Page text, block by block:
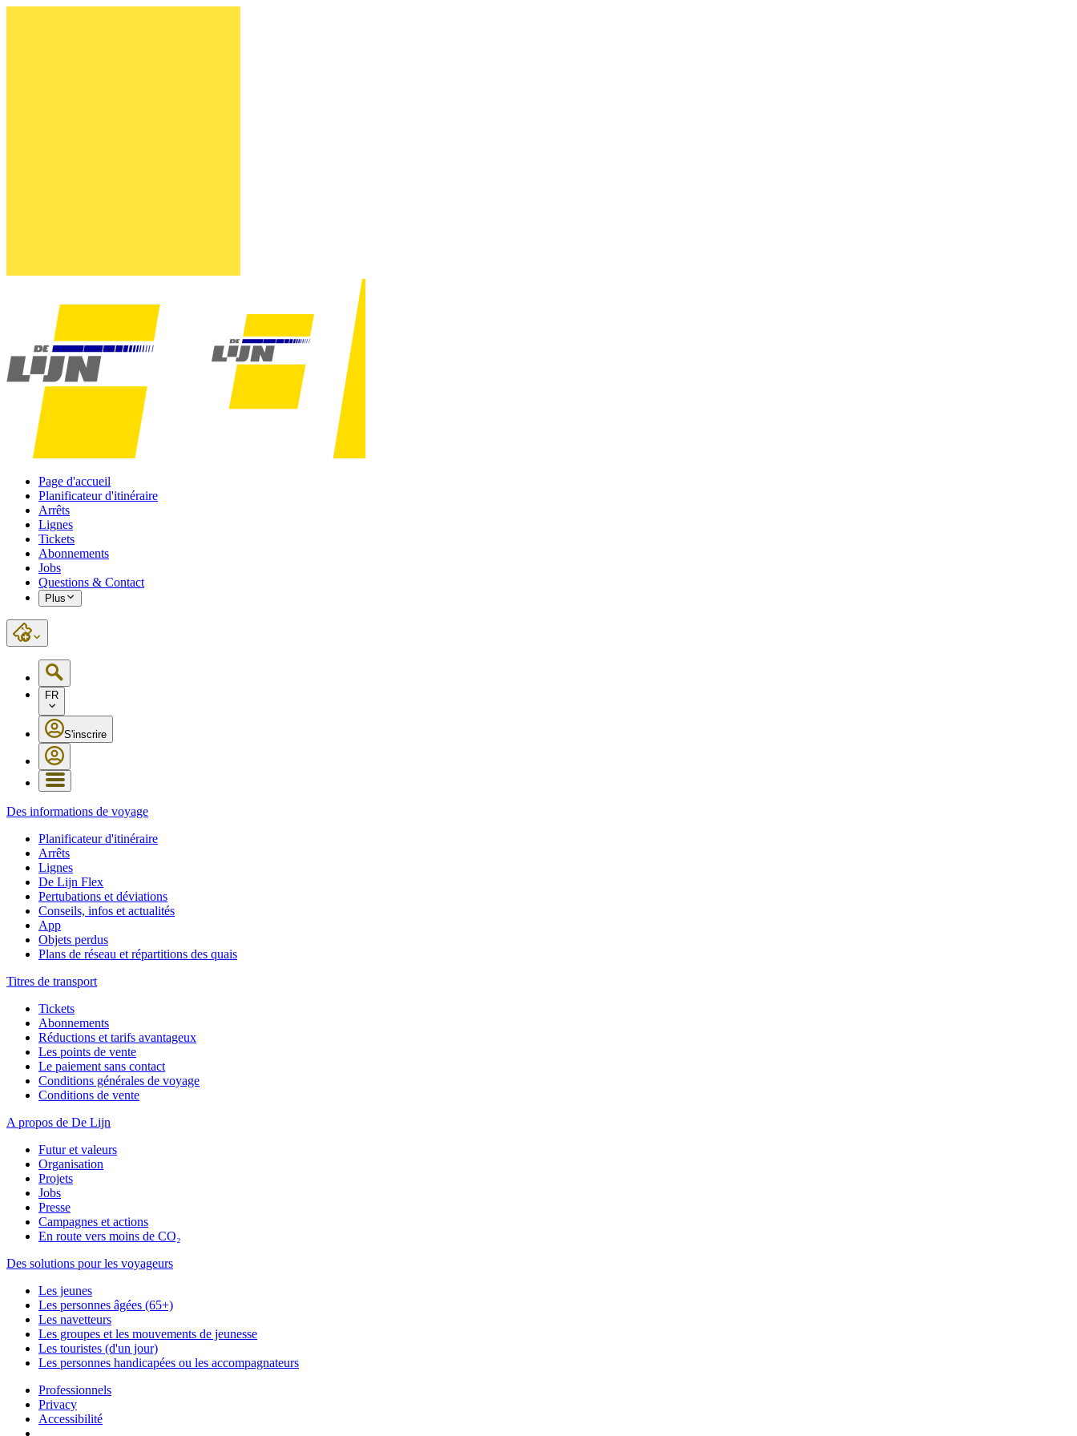
Page d'accueil
Planificateur d'itinéraire
Arrêts
Lignes
Tickets
Abonnements
Jobs
Questions & Contact
Plus
FR
S'inscrire
Des informations de voyage
Planificateur d'itinéraire
Arrêts
Lignes
De Lijn Flex
Pertubations et déviations
Conseils, infos et actualités
App
Objets perdus
Plans de réseau et répartitions des quais
Titres de transport
Tickets
Abonnements
Réductions et tarifs avantageux
Les points de vente
Le paiement sans contact
Conditions générales de voyage
Conditions de vente
A propos de De Lijn
Futur et valeurs
Organisation
Projets
Jobs
Presse
Campagnes et actions
En route vers moins de CO₂
Des solutions pour les voyageurs
Les jeunes
Les personnes âgées (65+)
Les navetteurs
Les groupes et les mouvements de jeunesse
Les touristes (d'un jour)
Les personnes handicapées ou les accompagnateurs
Professionnels
Privacy
Accessibilité